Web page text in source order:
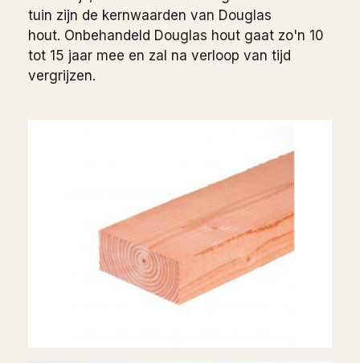
tuin zijn de kernwaarden van Douglas
hout. Onbehandeld Douglas hout gaat zo'n 10
tot 15 jaar mee en zal na verloop van tijd
vergrijzen.